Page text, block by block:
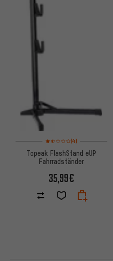
Bewertungen: 1,5 von 5
(4)
Topeak FlashStand eUP
Fahrradständer
35,99€